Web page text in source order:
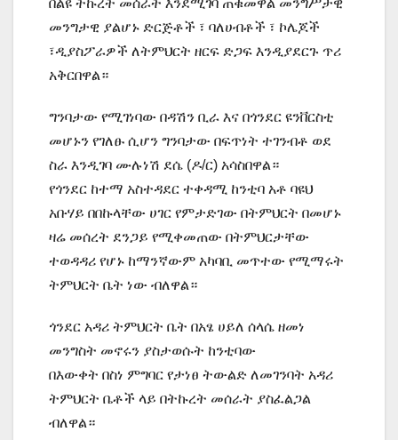
መንግታዊ ያልሆኑ ድርጅቶች ፣ ባለሀብቶች ፣ ኮሌጆች
፣ዲያስፖራዎች ለትምህርት ዘርፍ ድጋፍ እንዲያደርጉ ጥሪ
አቅርበዋል።
ግንባታው የሚገነባው በዳሽን ቢራ እና በጎንደር ዩንቨርስቲ
መሆኑን የገለፁ ሲሆን ግንባታው በፍጥነት ተገንብቶ ወደ
ስራ እንዲገባ ሙሉነሽ ደሴ (ዶ/ር) አሳስበዋል።
የጎንደር ከተማ አስተዳደር ተቀዳሚ ከንቲባ አቶ ባዩህ
አቡሃይ በበኩላቸው ሀገር የምታድገው በትምህርት በመሆኑ
ዛሬ መሰረት ደንጋይ የሚቀመጠው በትምህርታቸው
ተወዳዳሪ የሆኑ ከማንኛውም አካባቢ መጥተው የሚማሩት
ትምህርት ቤት ነው ብለዋል።
ጎንደር አዳሪ ትምህርት ቤት በአፄ ሀይለ ሰላሴ ዘመነ
መንግስት መኖሩን ያስታወሱት ከንቲባው
በእውቀት በስነ ምግባር የታነፀ ትውልድ ለመገንባት አዳሪ
ትምህርት ቤቶች ላይ በትኩረት መሰራት ያስፈልጋል
ብለዋል።